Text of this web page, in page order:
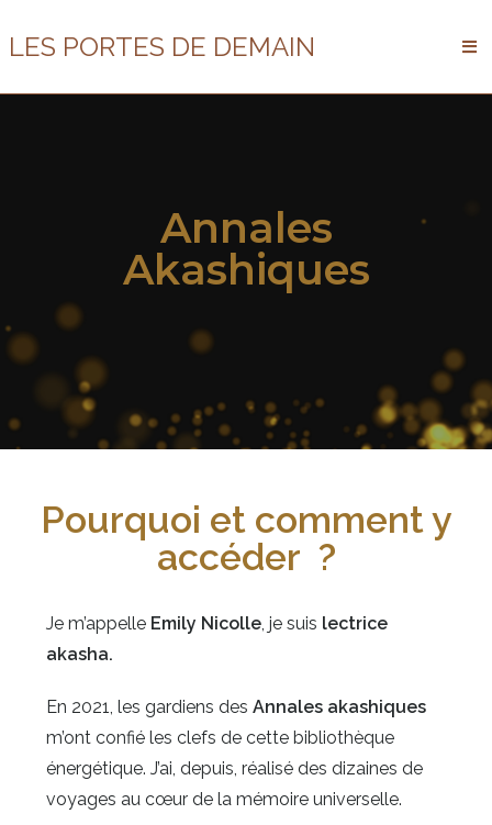
LES PORTES DE DEMAIN
Annales
Akashiques
Pourquoi et comment y
accéder ?
Je m’appelle Emily Nicolle, je suis lectrice
akasha.
En 2021, les gardiens desAnnales akashiques
m’ont confié les clefs de cette bibliothèque
énergétique. J’ai, depuis, réalisé des dizaines de
voyages au cœur de la mémoire universelle.